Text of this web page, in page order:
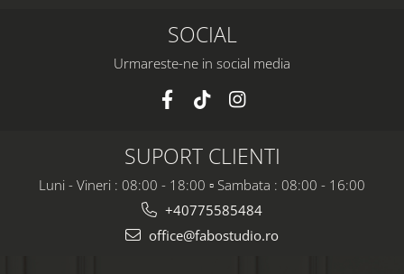
SOCIAL
Urmareste-ne in social media
SUPORT CLIENTI
Luni - Vineri : 08:00 - 18:00 ▫️ Sambata : 08:00 - 16:00
+40775585484
office@fabostudio.ro